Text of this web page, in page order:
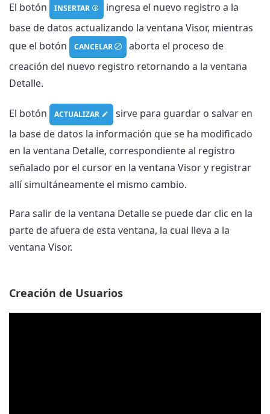
El botón INSERTAR
ingresa el nuevo registro a la
base de datos actualizando la ventana Visor, mientras
que el botón
CANCELAR
aborta el proceso de
creación del nuevo registro retornando a la ventana
Detalle.
El botón ACTUALIZAR
sirve para guardar o salvar en
la base de datos la información que se ha modificado
en la ventana Detalle, correspondiente al registro
señalado por el cursor en la ventana Visor y registrar
allí simultáneamente el mismo cambio.
Para salir de la ventana Detalle se puede dar clic en la
parte de afuera de esta ventana, la cual lleva a la
ventana Visor.
Creación de Usuarios